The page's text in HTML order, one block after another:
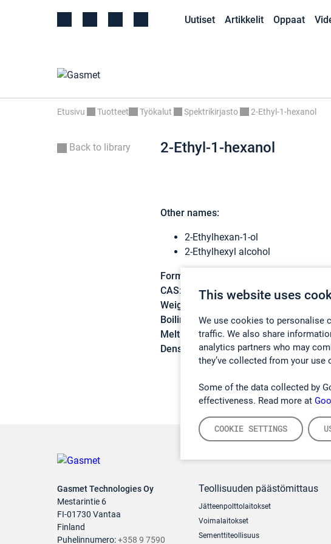
This website uses
We use cookies to personalise
traffic. We also share
analytics partners who may
they’ve collected from your use
Some of the data collected by
effectiveness. Read more at
COOKIE SETTINGS
Uutiset Artikkelit Oppaat
Etusivu Tuotteet Työkalut Spektrikirjasto 2-Ethyl-1-hexanol
Back to library 2-Ethyl-1-hexanol
Other names:
2-Ethylhexan-1-ol
2-Ethylhexyl alcohol
Formula:
CAS:
104-76-7
Weight:
Boiling point:184,7 °C
Melting point:-75 °C
Density:
0,8328 g/cm3
Gasmet Technologies Oy
Mestarintie 6
FI-01730 Vantaa
Finland
Puhelinnumero:+358 9 7590
Teollisuuden päästömittaus
Jätteenpolttolaitokset
Voimalaitokset
Sementtiteollisuus